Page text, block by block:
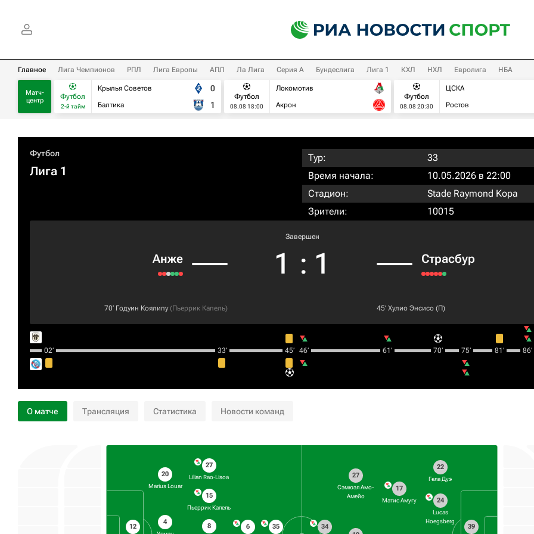
Главное Лига Чемпионов РПЛ Лига Европы АПЛ Ла Лига Серия А Бундеслига Лига 1 КХЛ НХЛ Евролига НБА
Матч-
центр
Футбол
2-й тайм
Крылья Советов
Балтика
0
1
Футбол
08.08 18:00
Локомотив
Акрон
Футбол
08.08 20:30
ЦСКА
Ростов
Футбол
Лига 1
Тур:
33
Время начала:
10.05.2026 в 22:00
Стадион:
Stade Raymond Kopa
Зрители:
10015
Анже
Завершен
1 : 1 Страсбур
70‎’‎ Годуин Коялипу(Пьеррик Капель) 45‎’‎ Хулио Энсисо (П)
02‎’‎ 33‎’‎ 45‎’‎ 46‎’‎ 61‎’‎ 70‎’‎ 75‎’‎ 81‎’‎ 86‎’‎
О матче Трансляция Статистика Новости команд
12
20
Marius Louar
4
27
Lilian Rao-Lisoa
15
Пьеррик Капель
8 6 35 39
22
Гела Дуэ
24
Lucas
Hoegsberg
17
Матис Амугу
27
Сэмюэл Амо-
Амейо
34